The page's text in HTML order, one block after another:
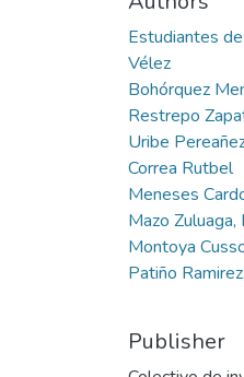
Estudiantes
Vélez
Bohórquez
Restrepo
Uribe
Correa Rutbel
Meneses
Mazo
Montoya
Patiño
Publisher